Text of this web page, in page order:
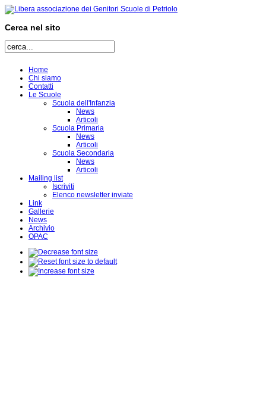
Cerca nel sito
Home
Chi siamo
Contatti
Le Scuole
Scuola dell'Infanzia
News
Articoli
Scuola Primaria
News
Articoli
Scuola Secondaria
News
Articoli
Mailing list
Iscriviti
Elenco newsletter inviate
Link
Gallerie
News
Archivio
OPAC